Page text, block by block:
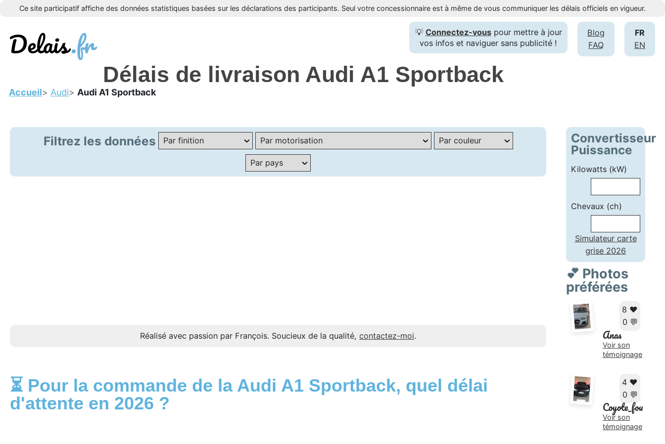
Ce site participatif affiche des données statistiques basées sur les déclarations des participants. Seul votre concessionnaire est à même de vous communiquer les délais officiels en vigueur.
FR
EN
Blog
FAQ
💡 Connectez-vouspour mettre à jour
vos infos et naviguer sans publicité !
Délais de livraison Audi A1 Sportback
Accueil Audi Audi A1 Sportback
Convertisseur
Puissance
Kilowatts (kW)
Chevaux (ch)
Simulateur carte
grise 2026
💕 Photos
préférées
8 ❤️
0 💬
Anas
Voir son
témoignage
4 ❤️
0 💬
Coyote_fou
Voir son
témoignage
Filtrez les données
Réalisé avec passion par François. Soucieux de la qualité, contactez-moi.
⏳ Pour la commande de la Audi A1 Sportback, quel délai
d'attente en 2026 ?